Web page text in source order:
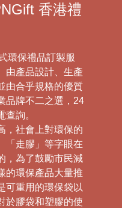
香港禮
環保禮品訂製服
由產品設計、生產
由合乎規格的優質
品牌不二之選，24
詢。
，社會上對環保的
「走膠」等字眼在
，為了鼓勵市民減
的環保產品大量推
可重用的環保袋以
於膠袋和塑膠的使